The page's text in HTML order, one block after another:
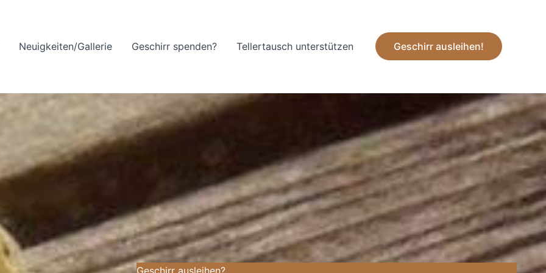
Neuigkeiten/Gallerie Geschirr spenden? Tellertausch unterstützen Geschirr ausleihen!
Geschirr ausleihen?